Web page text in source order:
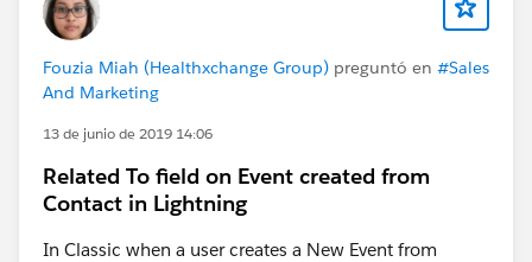
Fouzia Miah (Healthxchange Group) preguntó en #Sales
And Marketing
13 de junio de 2019 14:06
Related To field on Event created from
Contact in Lightning
In Classic when a user creates a New Event from